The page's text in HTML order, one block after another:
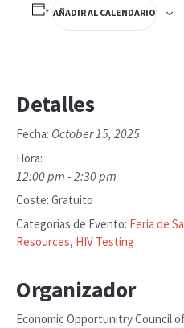
AÑADIR AL CALENDARIO
Detalles
Fecha: October 15, 2025
Hora:
12:00 pm - 2:30 pm
Coste: Gratuito
Categorías de Evento: Feria de
Resources, HIV Testing
Organizador
Economic Opportunitry Council